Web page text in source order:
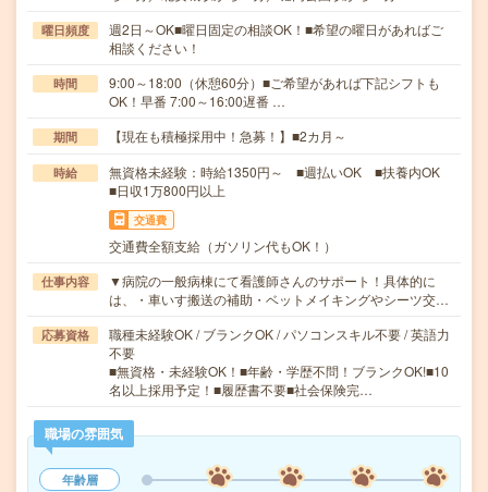
曜日頻度
週2日～OK■曜日固定の相談OK！■希望の曜日があればご
相談ください！
時間
9:00～18:00（休憩60分）■ご希望があれば下記シフトも
OK！早番 7:00～16:00遅番 …
期間 【現在も積極採用中！急募！】■2カ月～
時給
無資格未経験：時給1350円～ ■週払いOK ■扶養内OK
■日収1万800円以上
交通費
交通費全額支給（ガソリン代もOK！）
仕事内容
▼病院の一般病棟にて看護師さんのサポート！具体的に
は、・車いす搬送の補助・ベットメイキングやシーツ交…
応募資格
職種未経験OK / ブランクOK / パソコンスキル不要 / 英語力
不要
■無資格・未経験OK！■年齢・学歴不問！ブランクOK!■10
名以上採用予定！■履歴書不要■社会保険完…
職場の雰囲気
年齢層